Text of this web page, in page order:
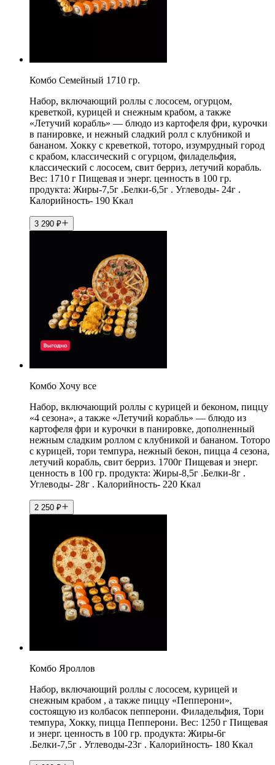
Комбо Семейный 1710 гр.
Набор, включающий роллы с лососем, огурцом,
креветкой, курицей и снежным крабом, а также
«Летучий корабль» — блюдо из картофеля фри, курочки
в панировке, и нежный сладкий ролл с клубникой и
бананом. Хокку с креветкой, тоторо, изумрудный город
с крабом, классический с огурцом, филадельфия,
классический с лососем, свит берриз, летучий корабль.
Вес: 1710 г Пищевая и энерг. ценность в 100 гр.
продукта: Жиры-7,5г .Белки-6,5г . Углеводы- 24г .
Калорийность- 190 Ккал
3 290 ₽
Комбо Хочу все
Набор, включающий роллы с курицей и беконом, пиццу
«4 сезона», а также «Летучий корабль» — блюдо из
картофеля фри и курочки в панировке, дополненный
нежным сладким роллом с клубникой и бананом. Тоторо
с курицей, тори темпура, нежный бекон, пицца 4 сезона,
летучий корабль, свит берриз. 1700г Пищевая и энерг.
ценность в 100 гр. продукта: Жиры-8,5г .Белки-8г .
Углеводы- 28г . Калорийность- 220 Ккал
2 250 ₽
Комбо Яроллов
Набор, включающий роллы с лососем, курицей и
снежным крабом , а также пиццу «Пепперони»,
состоящую из колбасок пепперони. Филадельфия, Тори
темпура, Хокку, пицца Пепперони. Вес: 1250 г Пищевая
и энерг. ценность в 100 гр. продукта: Жиры-6г
.Белки-7,5г . Углеводы-23г . Калорийность- 180 Ккал